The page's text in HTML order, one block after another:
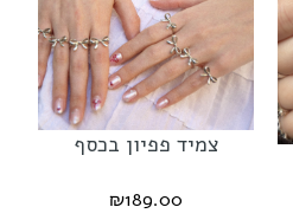
צמיד פפיון בכסף
₪189.00